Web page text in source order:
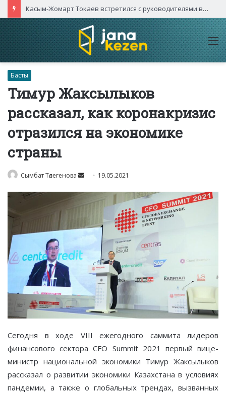
Касым-Жомарт Токаев встретился с руководителями высокотехнологичных компаний Китая
Басты
Тимур Жаксылыков
рассказал, как коронакризис
отразился на экономике
страны
Сымбат Төлегенова
Send 19.05.2021
Сегодня в ходе VIII ежегодного саммита лидеров
финансового сектора CFO Summit 2021 первый вице-
министр национальной экономики Тимур Жаксылыков
рассказал о развитии экономики Казахстана в условиях
пандемии, а также о глобальных трендах, вызванных